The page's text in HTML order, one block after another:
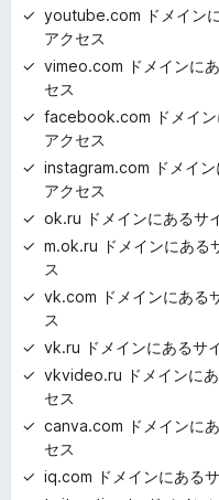
youtube.com ドメイン
アクセス
vimeo.com ドメインに
セス
facebook.com ドメイン
アクセス
instagram.com ドメイ
アクセス
ok.ru ドメインにあるサ
m.ok.ru ドメインにある
ス
vk.com ドメインにある
ス
vk.ru ドメインにあるサ
vkvideo.ru ドメインに
セス
canva.com ドメインに
セス
iq.com ドメインにある